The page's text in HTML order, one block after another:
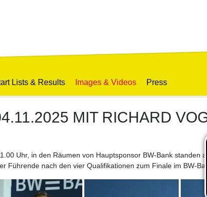
Lists & Results Images & Videos Press
MIT RICHARD
Uhr, in den Räumen von Hauptsponsor BW-Bank standen
nach den vier Qualifikationen zum Finale im BW-